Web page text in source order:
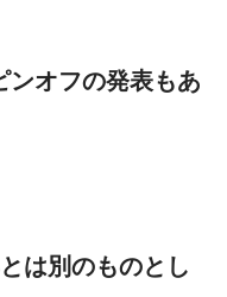
ンオフの発表もあ
は別のものとし